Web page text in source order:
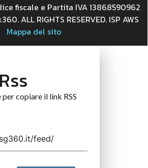
fiscale e Partita IVA 13868590962
ALL RIGHTS RESERVED. ISP AWS
Mappa del sito
copiare il link RSS